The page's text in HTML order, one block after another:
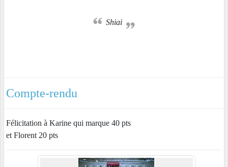
Shiai
Compte-rendu
Félicitation à Karine qui marque 40 pts
et Florent 20 pts